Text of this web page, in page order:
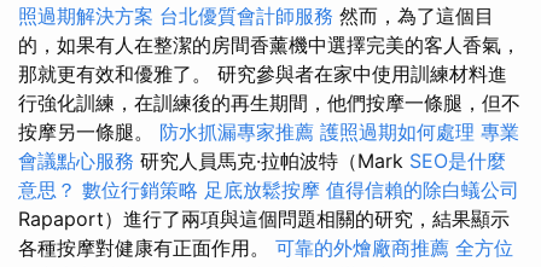
照過期解決方案 台北優質會計師服務 然而，為了這個目
的，如果有人在整潔的房間香薰機中選擇完美的客人香氣，
那就更有效和優雅了。 研究參與者在家中使用訓練材料進
行強化訓練，在訓練後的再生期間，他們按摩一條腿，但不
按摩另一條腿。 防水抓漏專家推薦 護照過期如何處理 專業
會議點心服務 研究人員馬克·拉帕波特（Mark SEO是什麼
意思？ 數位行銷策略 足底放鬆按摩 值得信賴的除白蟻公司
Rapaport）進行了兩項與這個問題相關的研究，結果顯示
各種按摩對健康有正面作用。 可靠的外燴廠商推薦 全方位